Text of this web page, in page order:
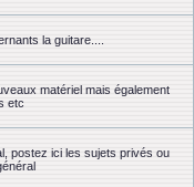
la guitare....
matériel mais également
etc
postez ici les sujets privés ou